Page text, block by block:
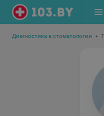
Диагностика в стоматологии •